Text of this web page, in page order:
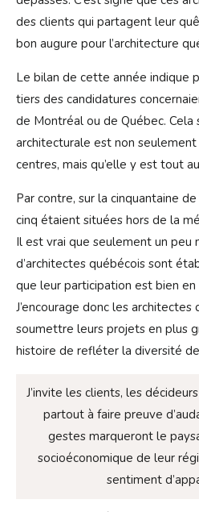
des clients qui partagent leur
bon augure pour l’architecture
Le bilan de cette année indique
tiers des candidatures
de Montréal ou de Québec. Cela
architecturale est non
centres, mais qu’elle y est tout
Par contre, sur la cinquantaine
cinq étaient situées hors de la
Il est vrai que seulement un peu
d’architectes québécois sont
que leur participation est bien
J’encourage donc les
soumettre leurs projets en plus
histoire de refléter la diversité
J’invite les clients, les
partout à faire preuve
gestes marqueront le
socioéconomique de leur
sentiment